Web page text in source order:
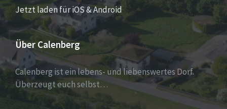
Jetzt laden für iOS & Android
Über Calenberg
Calenberg ist ein lebens- und liebenswertes Dorf.
Überzeugt euch selbst…